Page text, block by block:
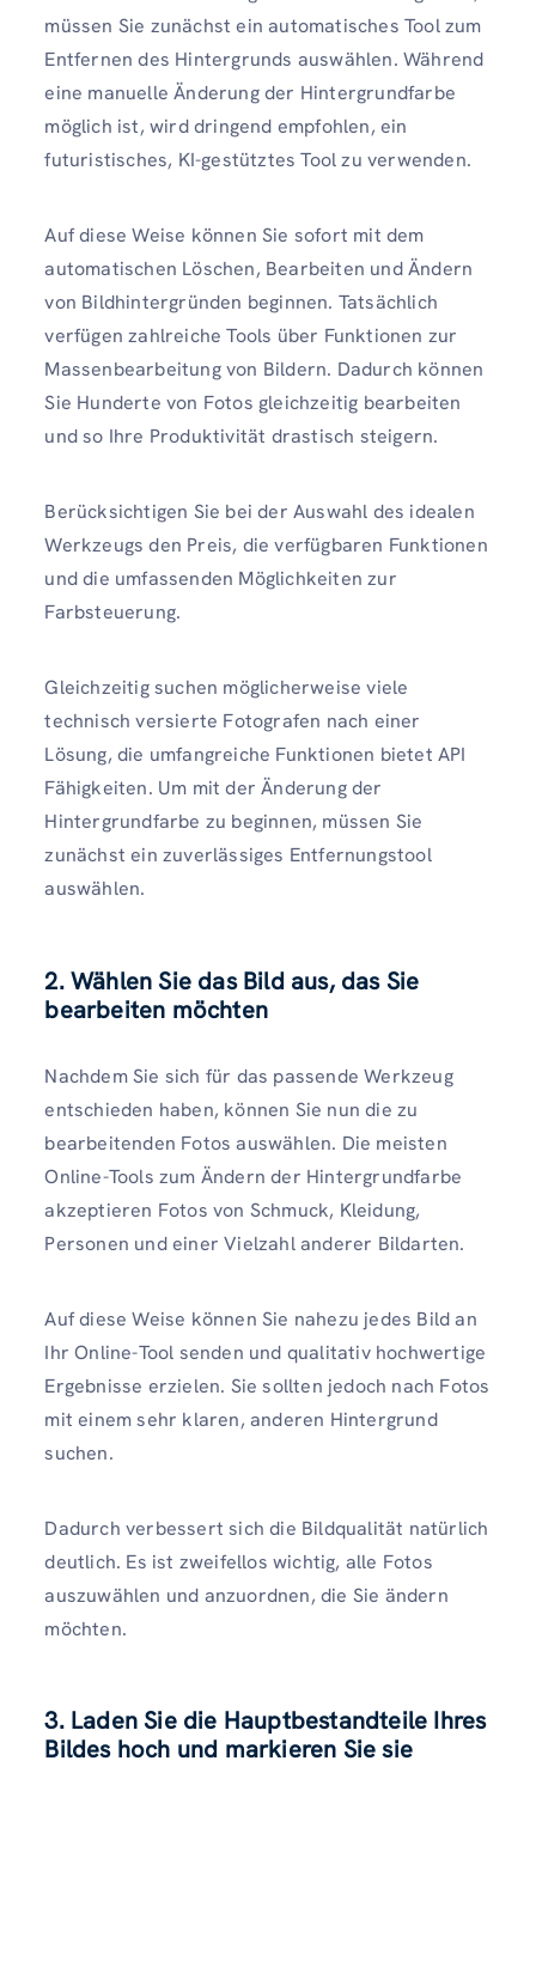
müssen Sie zunächst ein automatisches Tool zum
Entfernen des Hintergrunds auswählen. Während
eine manuelle Änderung der Hintergrundfarbe
möglich ist, wird dringend empfohlen, ein
futuristisches, KI-gestütztes Tool zu verwenden.
Auf diese Weise können Sie sofort mit dem
automatischen Löschen, Bearbeiten und Ändern
von Bildhintergründen beginnen. Tatsächlich
verfügen zahlreiche Tools über Funktionen zur
Massenbearbeitung von Bildern. Dadurch können
Sie Hunderte von Fotos gleichzeitig bearbeiten
und so Ihre Produktivität drastisch steigern.
Berücksichtigen Sie bei der Auswahl des idealen
Werkzeugs den Preis, die verfügbaren Funktionen
und die umfassenden Möglichkeiten zur
Farbsteuerung.
Gleichzeitig suchen möglicherweise viele
technisch versierte Fotografen nach einer
Lösung, die umfangreiche Funktionen bietet API
Fähigkeiten. Um mit der Änderung der
Hintergrundfarbe zu beginnen, müssen Sie
zunächst ein zuverlässiges Entfernungstool
auswählen.
2. Wählen Sie das Bild aus, das Sie
bearbeiten möchten
Nachdem Sie sich für das passende Werkzeug
entschieden haben, können Sie nun die zu
bearbeitenden Fotos auswählen. Die meisten
Online-Tools zum Ändern der Hintergrundfarbe
akzeptieren Fotos von Schmuck, Kleidung,
Personen und einer Vielzahl anderer Bildarten.
Auf diese Weise können Sie nahezu jedes Bild an
Ihr Online-Tool senden und qualitativ hochwertige
Ergebnisse erzielen. Sie sollten jedoch nach Fotos
mit einem sehr klaren, anderen Hintergrund
suchen.
Dadurch verbessert sich die Bildqualität natürlich
deutlich. Es ist zweifellos wichtig, alle Fotos
auszuwählen und anzuordnen, die Sie ändern
möchten.
3. Laden Sie die Hauptbestandteile Ihres
Bildes hoch und markieren Sie sie